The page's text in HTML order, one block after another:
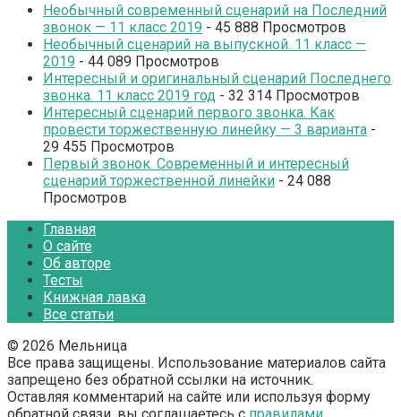
Необычный современный сценарий на Последний
звонок — 11 класс 2019 - 45 888 Просмотров
Необычный сценарий на выпускной. 11 класс —
2019 - 44 089 Просмотров
Интересный и оригинальный сценарий Последнего
звонка. 11 класс 2019 год - 32 314 Просмотров
Интересный сценарий первого звонка. Как
провести торжественную линейку — 3 варианта -
29 455 Просмотров
Первый звонок. Современный и интересный
сценарий торжественной линейки - 24 088
Просмотров
Главная
О сайте
Об авторе
Тесты
Книжная лавка
Все статьи
© 2026 Мельница
Все права защищены. Использование материалов сайта
запрещено без обратной ссылки на источник.
Оставляя комментарий на сайте или используя форму